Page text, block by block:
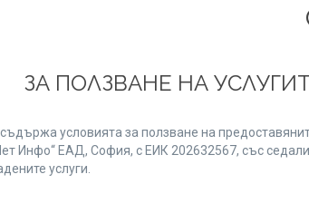
ЗА ПОЛЗВАНЕ НА
условията за ползване на
Инфо“ ЕАД, София, с ЕИК 202632567, със
услуги.